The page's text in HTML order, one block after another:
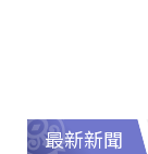
最新新聞